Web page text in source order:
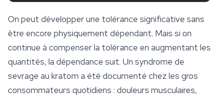
On peut développer une tolérance significative sans
être encore physiquement dépendant. Mais si on
continue à compenser la tolérance en augmentant les
quantités, la dépendance suit. Un syndrome de
sevrage au kratom a été documenté chez les gros
consommateurs quotidiens : douleurs musculaires,